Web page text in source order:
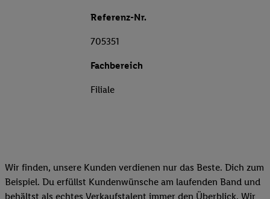
Referenz-Nr.
705351
Fachbereich
Filiale
Wir finden, unsere Kunden verdienen nur das Beste. Dich zum
Beispiel. Du erfüllst Kundenwünsche am laufenden Band und
behältst als echtes Verkaufstalent immer den Überblick. Wir